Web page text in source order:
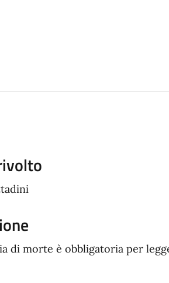
di morte è obbligatoria per